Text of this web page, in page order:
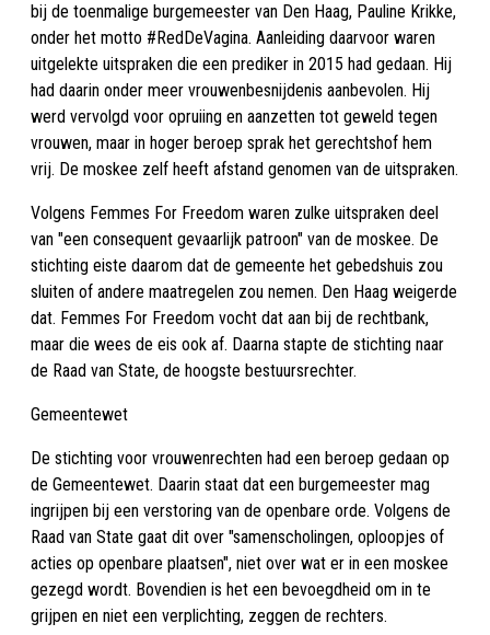
bij de toenmalige burgemeester van Den Haag, Pauline Krikke,
onder het motto #RedDeVagina. Aanleiding daarvoor waren
uitgelekte uitspraken die een prediker in 2015 had gedaan. Hij
had daarin onder meer vrouwenbesnijdenis aanbevolen. Hij
werd vervolgd voor opruiing en aanzetten tot geweld tegen
vrouwen, maar in hoger beroep sprak het gerechtshof hem
vrij. De moskee zelf heeft afstand genomen van de uitspraken.
Volgens Femmes For Freedom waren zulke uitspraken deel
van "een consequent gevaarlijk patroon" van de moskee. De
stichting eiste daarom dat de gemeente het gebedshuis zou
sluiten of andere maatregelen zou nemen. Den Haag weigerde
dat. Femmes For Freedom vocht dat aan bij de rechtbank,
maar die wees de eis ook af. Daarna stapte de stichting naar
de Raad van State, de hoogste bestuursrechter.
Gemeentewet
De stichting voor vrouwenrechten had een beroep gedaan op
de Gemeentewet. Daarin staat dat een burgemeester mag
ingrijpen bij een verstoring van de openbare orde. Volgens de
Raad van State gaat dit over "samenscholingen, oploopjes of
acties op openbare plaatsen", niet over wat er in een moskee
gezegd wordt. Bovendien is het een bevoegdheid om in te
grijpen en niet een verplichting, zeggen de rechters.